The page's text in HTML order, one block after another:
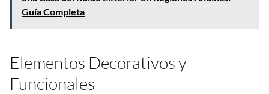
Guía Completa
Elementos Decorativos y
Funcionales